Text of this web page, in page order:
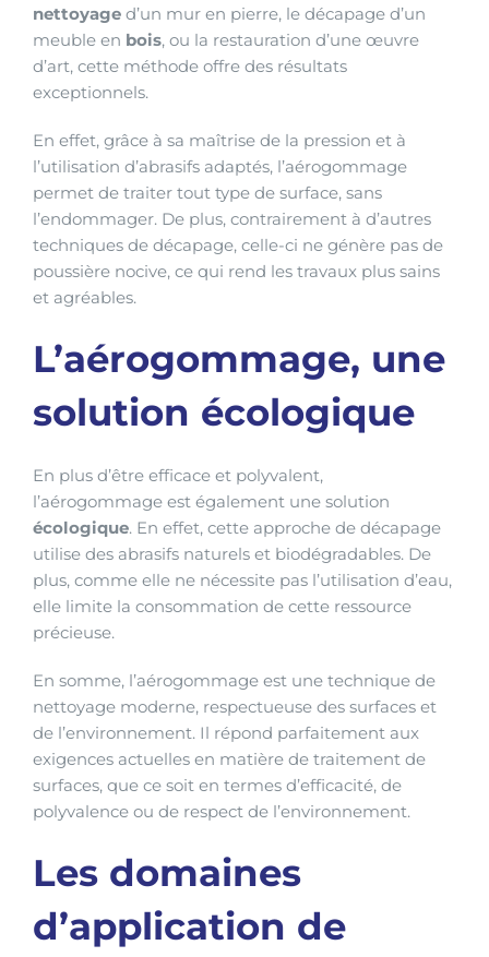
nettoyaged’un mur en pierre, le décapage d’un
meuble en bois, ou la restauration d’une œuvre
d’art, cette méthode offre des résultats
exceptionnels.
En effet, grâce à sa maîtrise de la pression et à
l’utilisation d’abrasifs adaptés, l’aérogommage
permet de traiter tout type de surface, sans
l’endommager. De plus, contrairement à d’autres
techniques de décapage, celle-ci ne génère pas de
poussière nocive, ce qui rend les travaux plus sains
et agréables.
L’aérogommage, une
solution écologique
En plus d’être efficace et polyvalent,
l’aérogommage est également une solution
écologique. En effet, cette approche de décapage
utilise des abrasifs naturels et biodégradables. De
plus, comme elle ne nécessite pas l’utilisation d’eau,
elle limite la consommation de cette ressource
précieuse.
En somme, l’aérogommage est une technique de
nettoyage moderne, respectueuse des surfaces et
de l’environnement. Il répond parfaitement aux
exigences actuelles en matière de traitement de
surfaces, que ce soit en termes d’efficacité, de
polyvalence ou de respect de l’environnement.
Les domaines
d’application de